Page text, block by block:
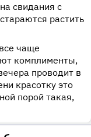
свидания с
растить
чаще
комплименты,
проводит в
красотку это
порой такая,